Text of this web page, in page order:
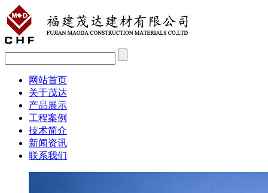
网站首页
关于茂达
产品展示
工程案例
技术简介
新闻资讯
联系我们